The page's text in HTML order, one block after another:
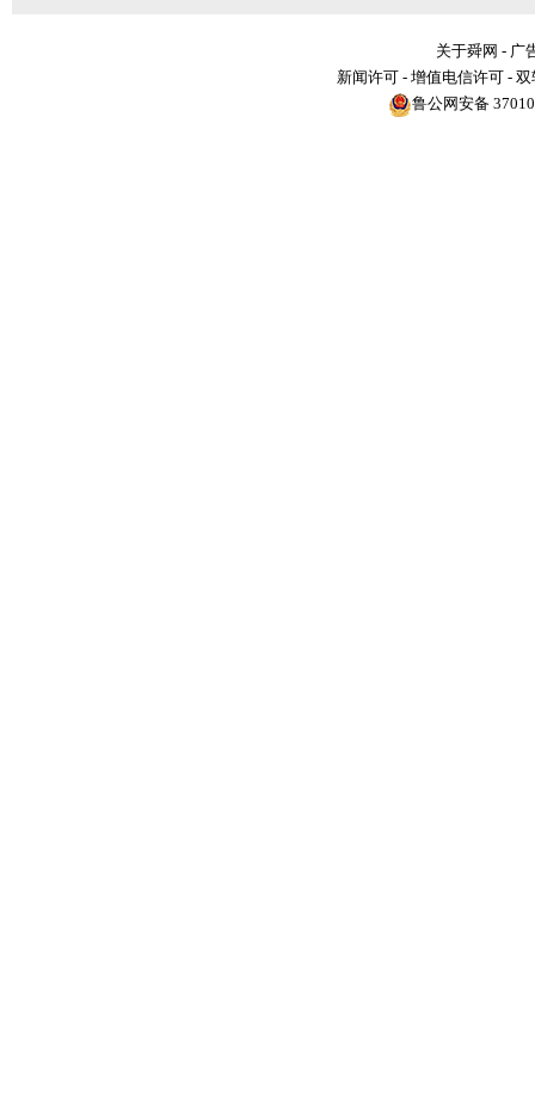
关于舜网 - 广
新闻许可- 增值电信许可- 双
鲁公网安备